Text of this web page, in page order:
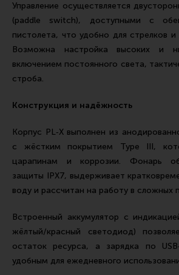
Управление осуществляется
(paddle switch), доступными с
пистолета, что удобно для стрелков
Возможна настройка высоких и
включением постоянного света,
строба.
Конструкция и надёжность
Корпус PL‑X выполнен из
с жёстким покрытием Type III,
царапинам и коррозии. Фонарь
защиты IPX7, выдерживает
воду и рассчитан на работу в сложных
Встроенный аккумулятор с
жёлтый/красный светодиод)
остаток ресурса, а зарядка по
удобным для ежедневного